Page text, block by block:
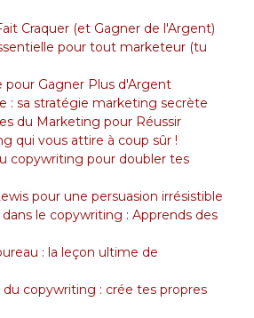
Craquer (et Gagner de l'Argent)
pour tout marketeur (tu
pour Gagner Plus d'Argent
: sa stratégie marketing secrète
du Marketing pour Réussir
qui vous attire à coup sûr !
copywriting pour doubler tes
pour une persuasion irrésistible
le copywriting : Apprends des
: la leçon ultime de
copywriting : crée tes propres